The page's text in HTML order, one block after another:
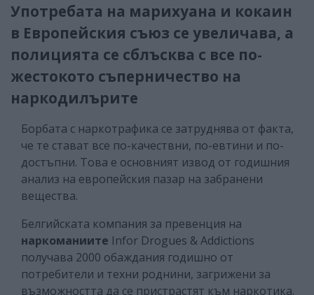
Употребата на марихуана и кокаин
в Европейския съюз се увеличава, а
полицията се сблъсква с все по-
жестокото съперничество на
наркодилърите
Борбата с наркотрафика се затруднява от факта,
че те стават все по-качествни, по-евтини и по-
достъпни. Това е основният извод от годишния
анализ на европейския пазар на забранени
вещества.
Белгийската компания за превенция на
наркоманиите Infor Drogues & Addictions
получава 2000 обаждания годишно от
потребители и техни роднини, загрижени за
възможността да се пристрастят към наркотика.